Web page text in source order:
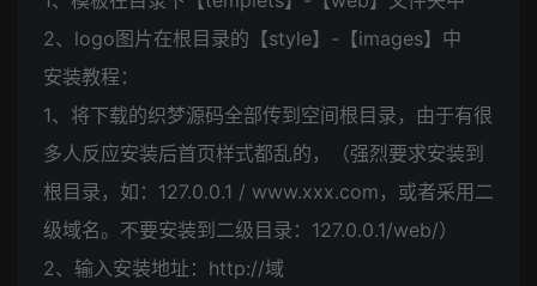
2、logo图片在根目录的【style】-【images】中
安装教程：
1、将下载的织梦源码全部传到空间根目录，由于有很
多人反应安装后首页样式都乱的，（强烈要求安装到
根目录，如：127.0.0.1 / www.xxx.com，或者采用二
级域名。不要安装到二级目录：127.0.0.1/web/）
2、输入安装地址：http://域